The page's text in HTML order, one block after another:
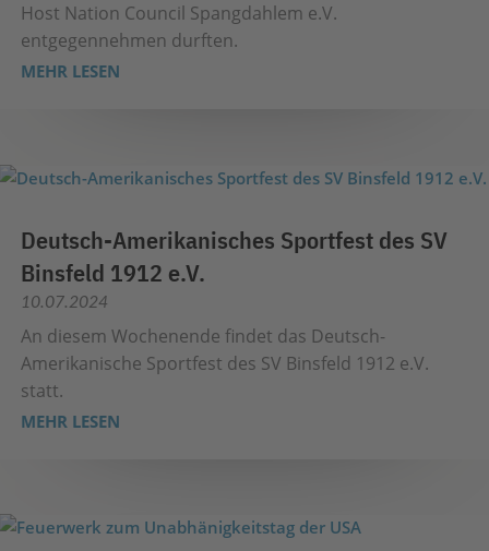
Host Nation Council Spangdahlem e.V.
entgegennehmen durften.
MEHR LESEN
Deutsch-Amerikanisches Sportfest des SV
Binsfeld 1912 e.V.
10.07.2024
An diesem Wochenende findet das Deutsch-
Amerikanische Sportfest des SV Binsfeld 1912 e.V.
statt.
MEHR LESEN